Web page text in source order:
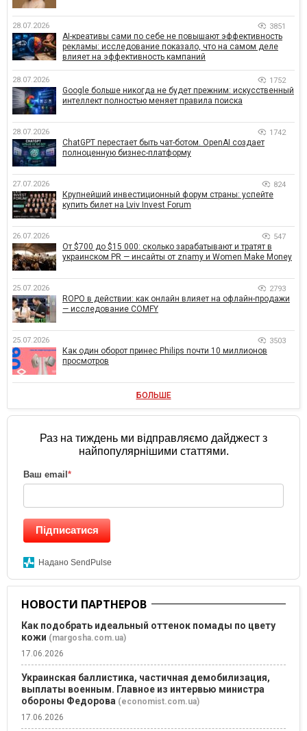
28.07.2026 3851
AI-креативы сами по себе не повышают эффективность
рекламы: исследование показало, что на самом деле
влияет на эффективность кампаний
28.07.2026 1752
Google больше никогда не будет прежним: искусственный
интеллект полностью меняет правила поиска
28.07.2026 1742
ChatGPT перестает быть чат-ботом. OpenAI создает
полноценную бизнес-платформу
27.07.2026 824
Крупнейший инвестиционный форум страны: успейте
купить билет на Lviv Invest Forum
26.07.2026 547
От $700 до $15 000: сколько зарабатывают и тратят в
украинском PR — инсайты от znamy и Women Make Money
25.07.2026 2793
ROPO в действии: как онлайн влияет на офлайн-продажи
— исследование COMFY
25.07.2026 3503
Как один оборот принес Philips почти 10 миллионов
просмотров
БОЛЬШЕ
Раз на тиждень ми відправляємо дайджест з
найпопулярнішими статтями.
Ваш email *
Підписатися
Надано SendPulse
НОВОСТИ ПАРТНЕРОВ
Как подобрать идеальный оттенок помады по цвету
кожи (margosha.com.ua)
17.06.2026
Украинская баллистика, частичная демобилизация,
выплаты военным. Главное из интервью министра
обороны Федорова (economist.com.ua)
17.06.2026